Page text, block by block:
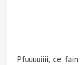
Pfuuuuiiii, ce